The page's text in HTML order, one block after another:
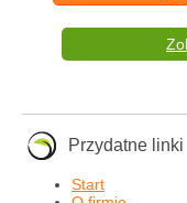
Przydatne linki
Start